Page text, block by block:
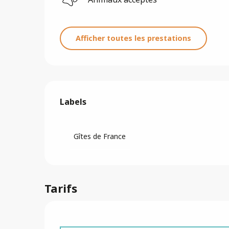
Afficher toutes les prestations
Offres de
Labels
Labels
Gîtes de France
Tarifs